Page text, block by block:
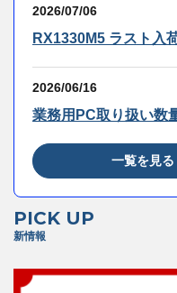
2026/07/06
RX1330M5 ラスト入
2026/06/16
業務用PC取り扱い数
一覧を見る
PICK UP
新情報